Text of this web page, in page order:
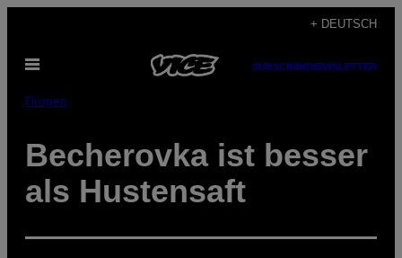
content
+ DEUTSCH
Open
SUBSCRIBENEWSLETTER
Drogen
Becherovka ist besser
als Hustensaft